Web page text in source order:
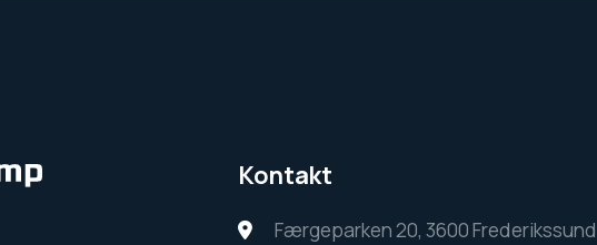
Kontakt
Færgeparken 20, 3600 Frederikssund